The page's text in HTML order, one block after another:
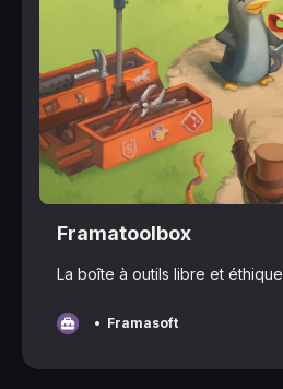
Framatoolbox
La boîte à outils libre et éthique
Framasoft